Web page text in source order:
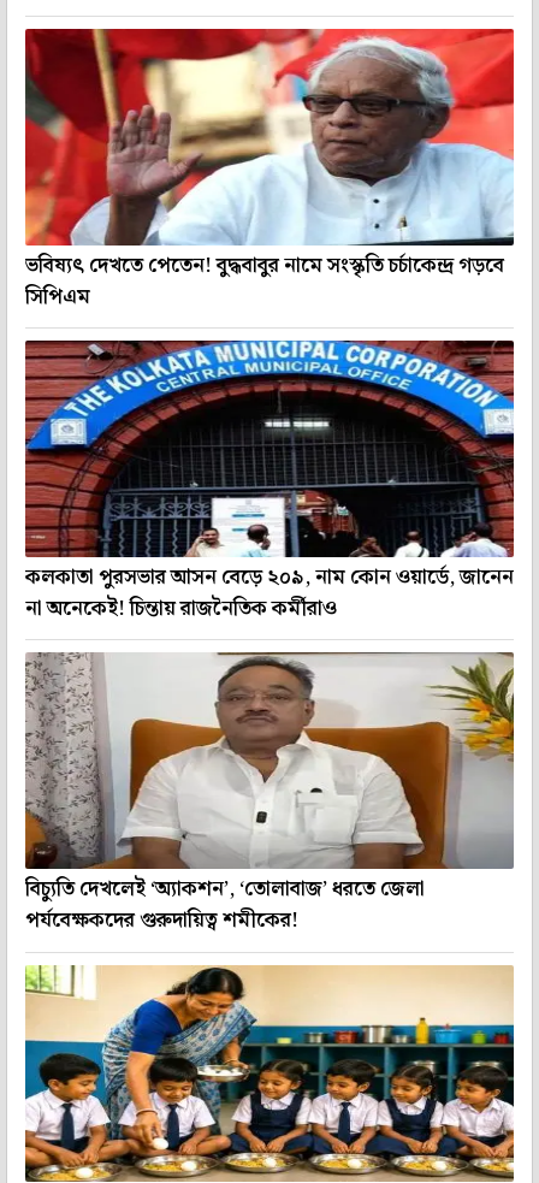
ভবিষ্যৎ দেখতে পেতেন! বুদ্ধবাবুর নামে সংস্কৃতি চর্চাকেন্দ্র গড়বে
সিপিএম
কলকাতা পুরসভার আসন বেড়ে ২০৯, নাম কোন ওয়ার্ডে, জানেন
না অনেকেই! চিন্তায় রাজনৈতিক কর্মীরাও
বিচ্যুতি দেখলেই ‘অ্যাকশন’, ‘তোলাবাজ’ ধরতে জেলা
পর্যবেক্ষকদের গুরুদায়িত্ব শমীকের!